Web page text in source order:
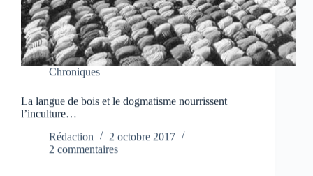
Chroniques
La langue de bois et le dogmatisme nourrissent
l’inculture…
Rédaction
2 octobre 2017
2 commentaires